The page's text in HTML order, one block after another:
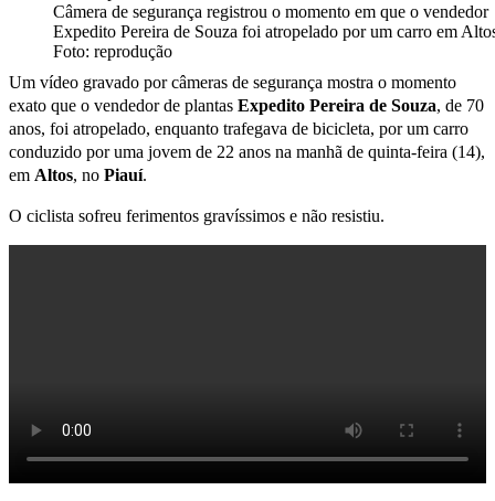
Câmera de segurança registrou o momento em que o vendedor
Expedito Pereira de Souza foi atropelado por um carro em
Foto: reprodução
Um vídeo gravado por câmeras de segurança mostra o momento
exato que o vendedor de plantas Expedito Pereira de Souza, de 70
anos, foi atropelado, enquanto trafegava de bicicleta, por um carro
conduzido por uma jovem de 22 anos na manhã de quinta-feira (14),
em Altos, no Piauí.
O ciclista sofreu ferimentos gravíssimos e não resistiu.